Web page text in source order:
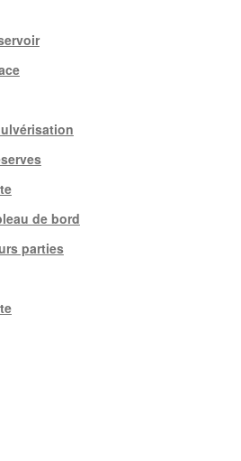
de bord
parties